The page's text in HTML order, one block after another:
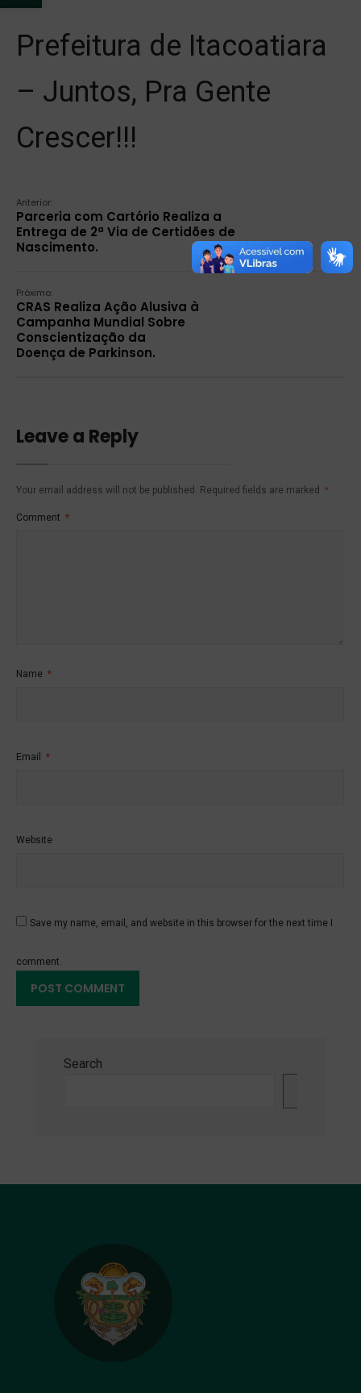
Prefeitura de Itacoatiara
– Juntos, Pra Gente
Crescer!!!
Anterior:
Parceria com Cartório Realiza a
Entrega de 2ª Via de Certidões de
Nascimento.
Próximo:
CRAS Realiza Ação Alusiva à
Campanha Mundial Sobre
Conscientização da
Doença de Parkinson.
Leave a Reply
Your email address will not be published. Required fields are marked *
Comment *
Name *
Email *
Website
Save my name, email, and website in this browser for the next time I
comment.
Search